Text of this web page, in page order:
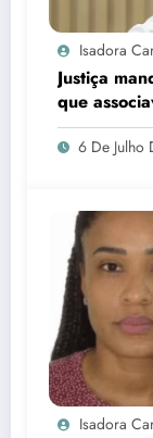
Isadora
Justiça
que
corrupção
6 De Julho
Isadora